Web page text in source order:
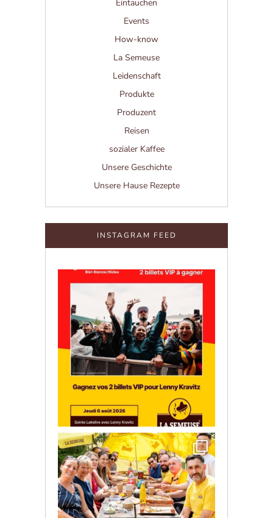
Eintauchen
Events
How-know
La Semeuse
Leidenschaft
Produkte
Produzent
Reisen
sozialer Kaffee
Unsere Geschichte
Unsere Hause Rezepte
INSTAGRAM FEED